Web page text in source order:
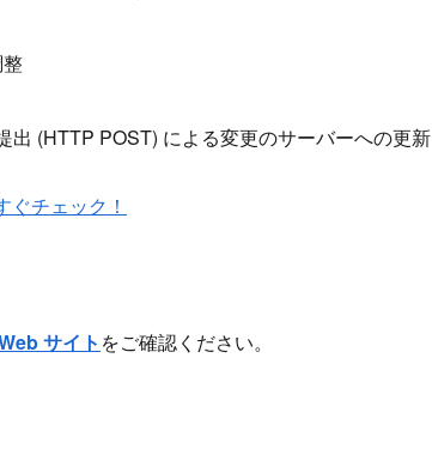
出 (HTTP POST) による変更のサーバーへの更新
チェック！
サイト をご確認ください。